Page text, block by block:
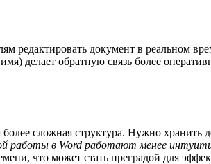
редактировать документ в реальном
делает обратную связь более
сложная структура. Нужно
работы в Word работают менее
что может стать преградой для